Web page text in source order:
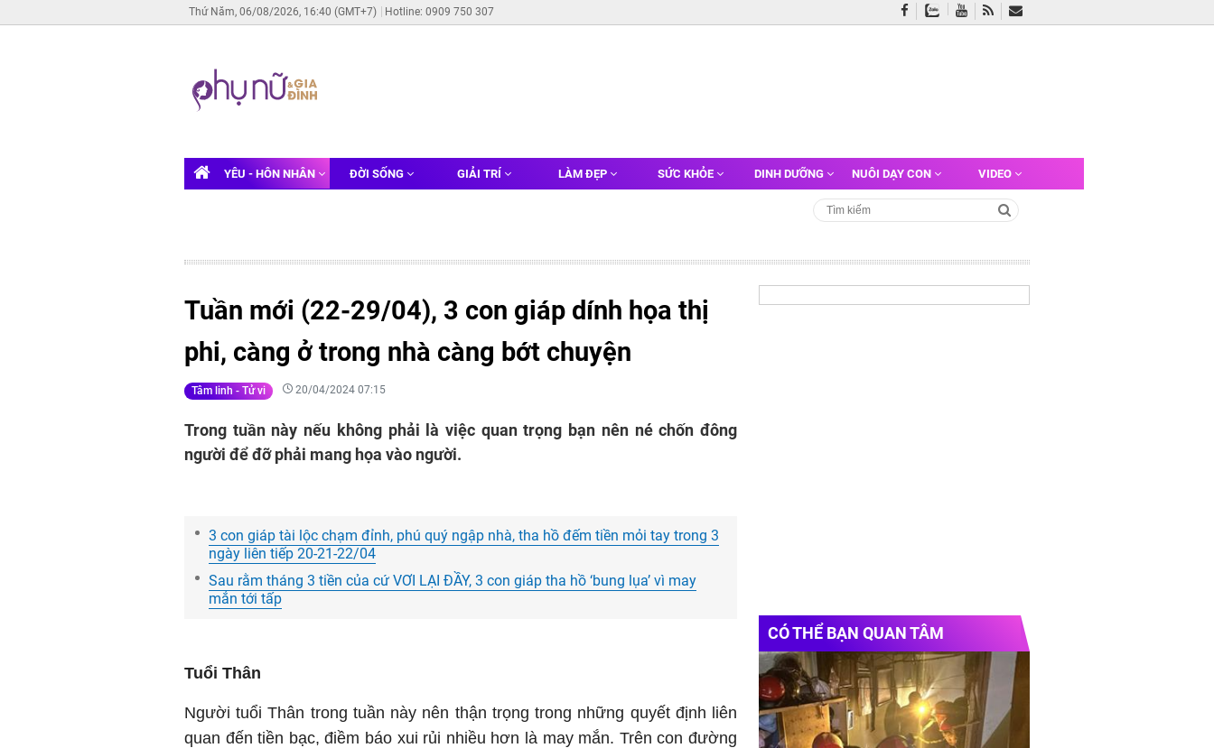
Thứ Năm, 06/08/2026, 16:40 (GMT+7) Hotline: 0909 750 307
YÊU - HÔN NHÂN ĐỜI SỐNG GIẢI TRÍ LÀM ĐẸP SỨC KHỎE DINH DƯỠNG NUÔI DẠY CON VIDEO
Tuần mới (22-29/04), 3 con giáp dính họa thị
phi, càng ở trong nhà càng bớt chuyện
Tâm linh - Tử vi 20/04/2024 07:15
Trong tuần này nếu không phải là việc quan trọng bạn nên né chốn đông
người để đỡ phải mang họa vào người.
3 con giáp tài lộc chạm đỉnh, phú quý ngập nhà, tha hồ đếm tiền mỏi tay trong 3
ngày liên tiếp 20-21-22/04
Sau rằm tháng 3 tiền của cứ VƠI LẠI ĐẦY, 3 con giáp tha hồ ‘bung lụa’ vì may
mắn tới tấp
Tuổi Thân
Người tuổi Thân trong tuần này nên thận trọng trong những quyết định liên
quan đến tiền bạc, điềm báo xui rủi nhiều hơn là may mắn. Trên con đường
CÓ THỂ BẠN QUAN TÂM